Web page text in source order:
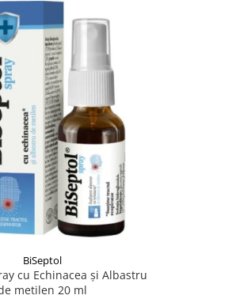
BiSeptol
cu Echinacea și Albastru
metilen 20 ml